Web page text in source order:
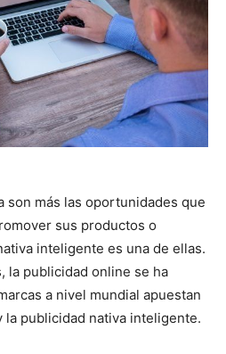
son más las oportunidades que
sus productos o
inteligente es una de ellas.
la publicidad online se ha
a nivel mundial apuestan
la publicidad nativa inteligente.